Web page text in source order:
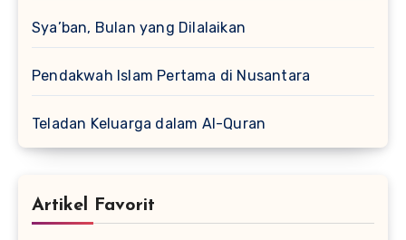
Sya’ban, Bulan yang Dilalaikan
Pendakwah Islam Pertama di Nusantara
Teladan Keluarga dalam Al-Quran
Artikel Favorit